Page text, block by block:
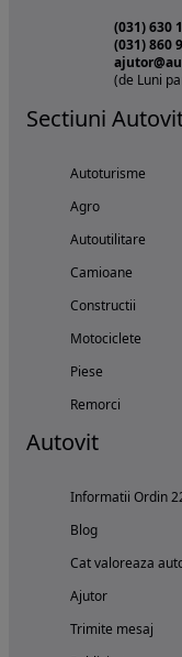
(031) 630
(031) 860
(de Luni
Sectiuni
Autoturisme
Agro
Autoutilitare
Camioane
Constructii
Motociclete
Piese
Remorci
Autovit
Informatii Ordin
Blog
Cat valoreaza
Ajutor
Trimite mesaj